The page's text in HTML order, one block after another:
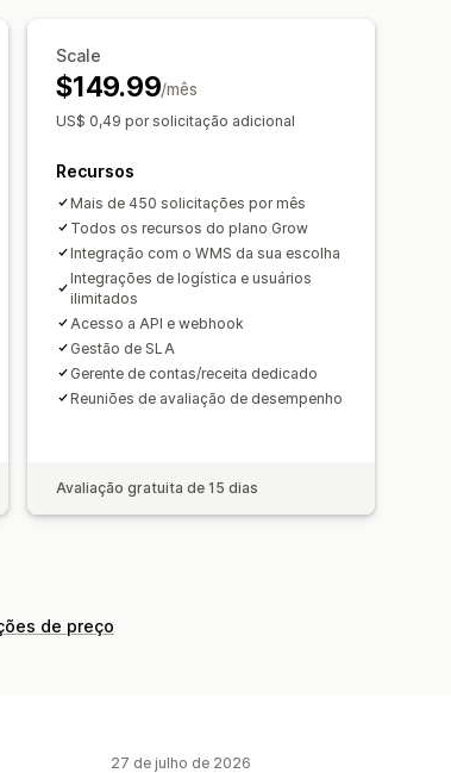
Branding personalizado
tempo real
por e-mail
Scale
$149.99/mês
US$ 0,49 por solicitação adicional
Recursos
Mais de 450 solicitações por mês
Todos os recursos do plano Grow
Integração com o WMS da sua escolha
Integrações de logística e usuários
ilimitados
Acesso a API e webhook
Gestão de SLA
Gerente de contas/receita dedicado
Reuniões de avaliação de desempenho
Avaliação gratuita de 15 dias
de preço
27 de julho de 2026